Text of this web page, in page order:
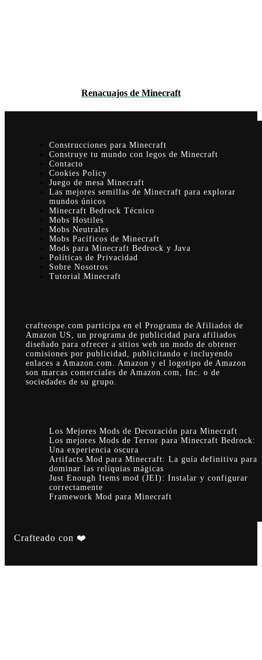
Renacuajos de Minecraft
Construcciones para Minecraft
Construye tu mundo con legos de Minecraft
Contacto
Cookies Policy
Juego de mesa Minecraft
Las mejores semillas de Minecraft para explorar
mundos únicos
Minecraft Bedrock Técnico
Mobs Hostiles
Mobs Neutrales
Mobs Pacíficos de Minecraft
Mods para Minecraft Bedrock y Java
Políticas de Privacidad
Sobre Nosotros
Tutorial Minecraft
crafteospe.com participa en el Programa de Afiliados de
Amazon US, un programa de publicidad para afiliados
diseñado para ofrecer a sitios web un modo de obtener
comisiones por publicidad, publicitando e incluyendo
enlaces a Amazon.com. Amazon y el logotipo de Amazon
son marcas comerciales de Amazon.com, Inc. o de
sociedades de su grupo.
Los Mejores Mods de Decoración para Minecraft
Los mejores Mods de Terror para Minecraft Bedrock:
Una experiencia oscura
Artifacts Mod para Minecraft: La guía definitiva para
dominar las reliquias mágicas
Just Enough Items mod (JEI): Instalar y configurar
correctamente
Framework Mod para Minecraft
Crafteado con ❤️